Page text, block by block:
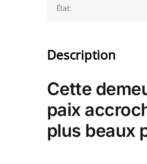
État:
Description
Cette
paix
plus beaux